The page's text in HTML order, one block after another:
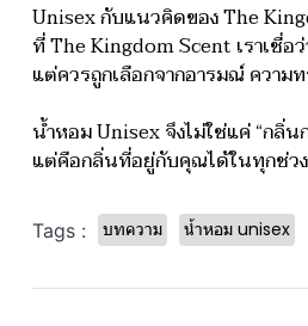
Unisex กับแนวคิดของ The
ที่ The Kingdom Scent เราเชื่
แต่ควรถูกเลือกจากอารมณ์ ความ
น้ำหอม Unisex จึงไม่ใช่แค่ “กลิ่น
แต่คือกลิ่นที่อยู่กับคุณได้ในทุกช่ว
Tags : บทความ น้ำหอม unisex